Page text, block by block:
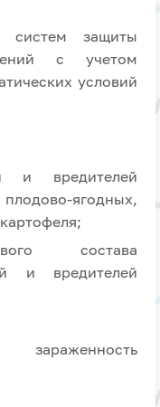
систем защиты
с учетом
условий
и вредителей
ягодных,
состава
и вредителей